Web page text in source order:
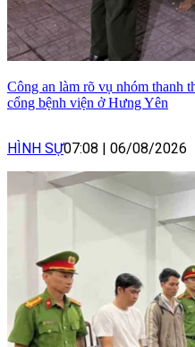
Công an làm rõ vụ nhóm thanh
cổng bệnh viện ở Hưng Yên
HÌNH SỰ07:08 06/08/2026